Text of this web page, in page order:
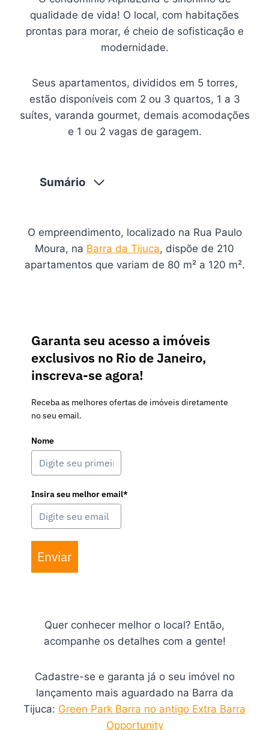
qualidade de vida! O local, com habitações
prontas para morar, é cheio de sofisticação e
modernidade.
Seus apartamentos, divididos em 5 torres,
estão disponíveis com 2 ou 3 quartos, 1 a 3
suítes, varanda gourmet, demais acomodações
e 1 ou 2 vagas de garagem.
Sumário
O empreendimento, localizado na Rua Paulo
Moura, na Barra da Tijuca, dispõe de 210
apartamentos que variam de 80 m² a 120 m².
Garanta seu acesso a imóveis
exclusivos no Rio de Janeiro,
inscreva-se agora!
Receba as melhores ofertas de imóveis diretamente
no seu email.
Nome
Insira seu melhor email*
Enviar
Quer conhecer melhor o local? Então,
acompanhe os detalhes com a gente!
Cadastre-se e garanta já o seu imóvel no
lançamento mais aguardado na Barra da
Tijuca: Green Park Barra no antigo Extra Barra
Opportunity